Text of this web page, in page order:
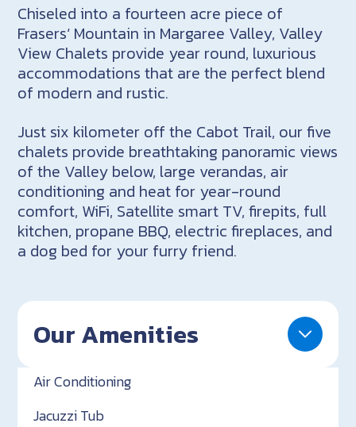
Chiseled into a fourteen acre piece of
Frasers‘ Mountain in Margaree Valley, Valley
View Chalets provide year round, luxurious
accommodations that are the perfect blend
of modern and rustic.
Just six kilometer off the Cabot Trail, our five
chalets provide breathtaking panoramic views
of the Valley below, large verandas, air
conditioning and heat for year-round
comfort, WiFi, Satellite smart TV, firepits, full
kitchen, propane BBQ, electric fireplaces, and
a dog bed for your furry friend.
Our Amenities
Air Conditioning
Jacuzzi Tub